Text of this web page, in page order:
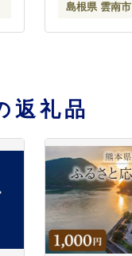
島根県 雲南市
返礼品